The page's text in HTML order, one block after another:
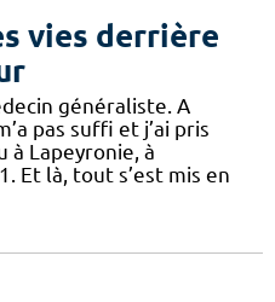
vies derrière
généraliste. A
pas suffi et j’ai pris
à Lapeyronie, à
Et là, tout s’est mis en